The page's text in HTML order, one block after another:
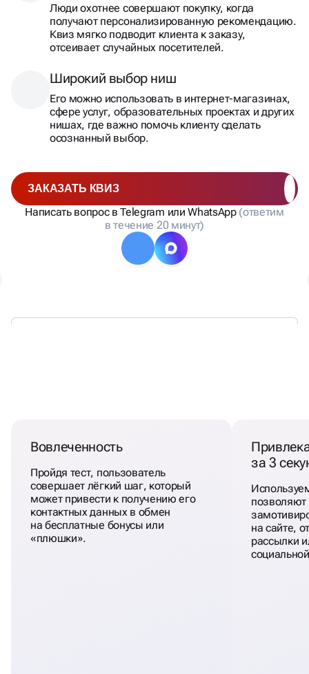
Люди охотнее совершают покупку, когда
получают персонализированную рекомендацию.
Квиз мягко подводит клиента к заказу,
отсеивает случайных посетителей.
Широкий выбор ниш
Его можно использовать в интернет-магазинах,
сфере услуг, образовательных проектах и других
нишах, где важно помочь клиенту сделать
осознанный выбор.
ЗАКАЗАТЬ КВИЗ
Написать вопрос в Telegram или WhatsApp (ответим
в течение 20 минут)
Вовлеченность
Пройдя тест, пользователь
совершает лёгкий шаг, который
может привести к получению его
контактных данных в обмен
на бесплатные бонусы или
«плюшки».
за 3
позволяют
на сайте,
рассылки